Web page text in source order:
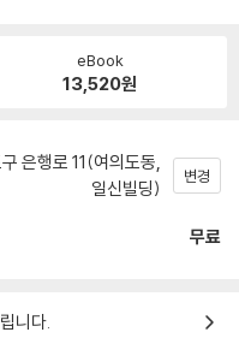
eBook
13,520원
은행로 11(여의도동,
일신빌딩)
변경
무료
니다.